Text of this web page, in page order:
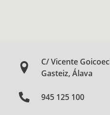
C/ Vicente
Gasteiz, Álava
945 125 100